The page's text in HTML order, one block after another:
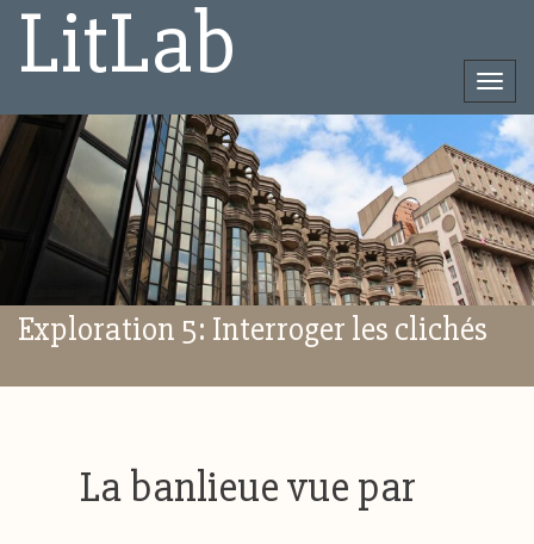
LitLab
Direct
inhoud
Exploration 5: Interroger les clichés
La banlieue vue par